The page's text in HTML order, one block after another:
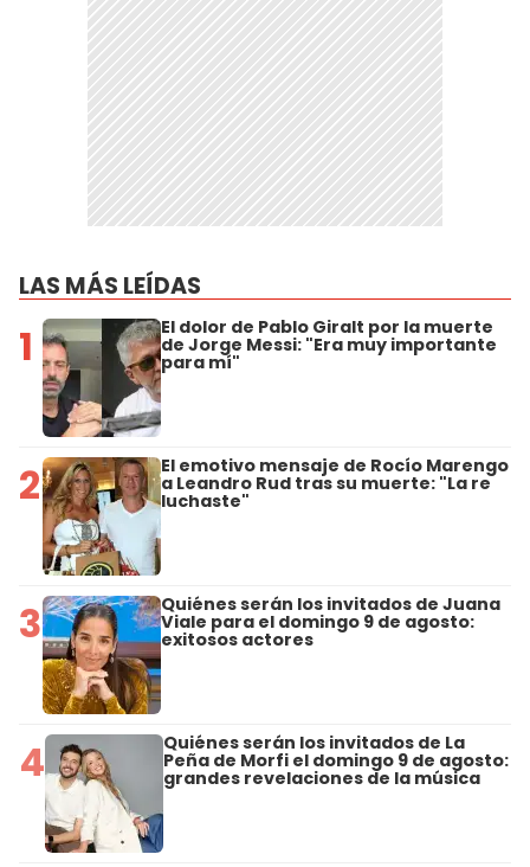
LAS MÁS LEÍDAS
1 El dolor de Pablo Giralt por la muerte
de Jorge Messi: "Era muy importante
para mí"
2 El emotivo mensaje de Rocío Marengo
a Leandro Rud tras su muerte: "La re
luchaste"
3 Quiénes serán los invitados de Juana
Viale para el domingo 9 de agosto:
exitosos actores
4 Quiénes serán los invitados de La
Peña de Morfi el domingo 9 de agosto:
grandes revelaciones de la música